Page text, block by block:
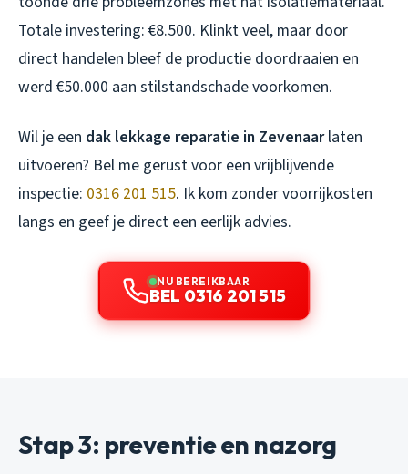
Totale investering: €8.500. Klinkt veel, maar door
direct handelen bleef de productie doordraaien en
werd €50.000 aan stilstandschade voorkomen.
Wil je een dak lekkage reparatie in Zevenaarlaten
uitvoeren? Bel me gerust voor een vrijblijvende
inspectie: 0316 201 515. Ik kom zonder voorrijkosten
langs en geef je direct een eerlijk advies.
NU BEREIKBAAR
BEL 0316 201 515
Stap 3: preventie en nazorg